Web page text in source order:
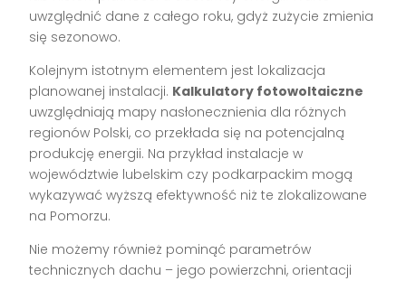
uwzględnić dane z całego roku, gdyż zużycie zmienia
się sezonowo.
Kolejnym istotnym elementem jest lokalizacja
planowanej instalacji. Kalkulatory fotowoltaiczne
uwzględniają mapy nasłonecznienia dla różnych
regionów Polski, co przekłada się na potencjalną
produkcję energii. Na przykład instalacje w
województwie lubelskim czy podkarpackim mogą
wykazywać wyższą efektywność niż te zlokalizowane
na Pomorzu.
Nie możemy również pominąć parametrów
technicznych dachu – jego powierzchni, orientacji